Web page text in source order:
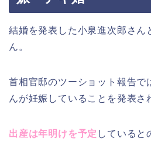
結婚を発表した小泉進次郎さん
ん。
首相官邸のツーショット報告で
んが妊娠していることを発表さ
出産は年明けを予定 していると